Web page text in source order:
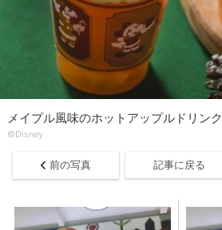
メイプル風味のホットアップルドリンク
©Disney
前の写真 記事に戻る